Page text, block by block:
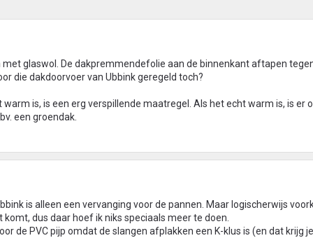
met glaswol. De dakpremmendefolie aan de binnenkant aftapen
die dakdoorvoer van Ubbink geregeld toch?
warm is, is een erg verspillende maatregel. Als het echt warm is, is er
een groendak.
is alleen een vervanging voor de pannen. Maar logischerwijs
dus daar hoef ik niks speciaals meer te doen.
de PVC pijp omdat de slangen afplakken een K-klus is (en dat krijg